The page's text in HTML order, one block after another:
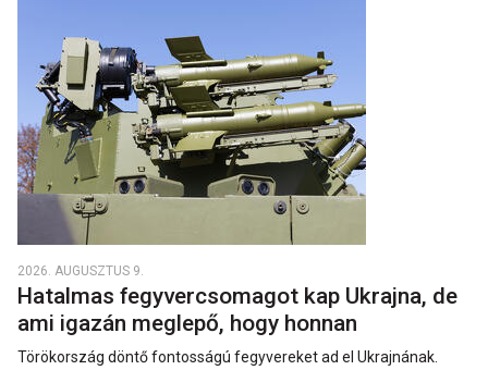
2026. AUGUSZTUS 9.
Hatalmas fegyvercsomagot kap Ukrajna, de
ami igazán meglepő, hogy honnan
Törökország döntő fontosságú fegyvereket ad el Ukrajnának.